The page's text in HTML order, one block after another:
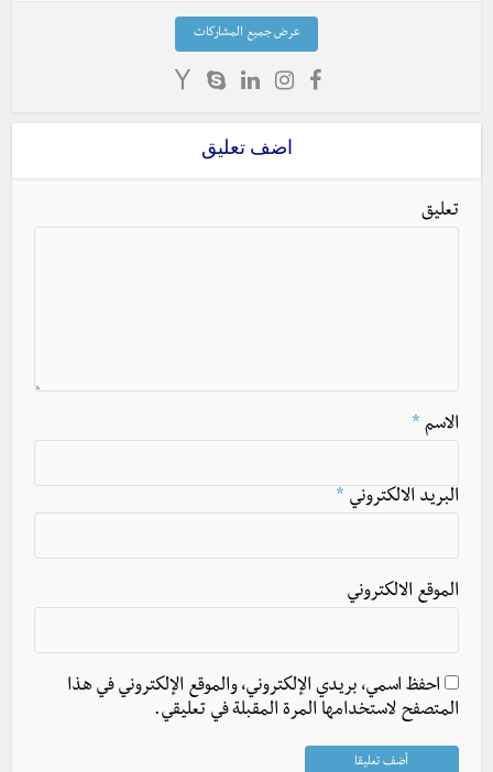
عرض جميع المشاركات
اضف تعليق
تعليق
الاسم *
البريد الالكتروني *
الموقع الالكتروني
احفظ اسمي، بريدي الإلكتروني، والموقع الإلكتروني في هذا
المتصفح لاستخدامها المرة المقبلة في تعليقي.